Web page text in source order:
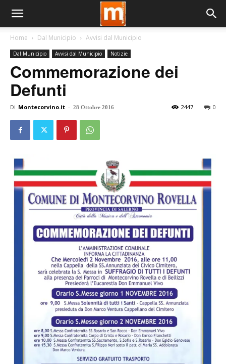
Home Dal Municipio Avvisi dal Municipio
Dal Municipio Avvisi dal Municipio Notizie
Commemorazione dei
Defunti
Di Montecorvino.it - 28 Ottobre 2016 0
2447